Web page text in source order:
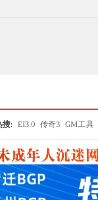
搜: EI3.0 传奇3 GM工具